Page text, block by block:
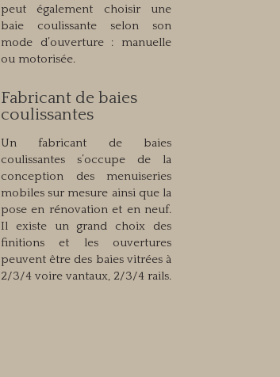
peut également choisir une
baie coulissante selon son
mode d’ouverture : manuelle
ou motorisée.
Fabricant de baies
coulissantes
Un fabricant de baies
coulissantes s’occupe de la
conception des menuiseries
mobiles sur mesure ainsi que la
pose en rénovation et en neuf.
Il existe un grand choix des
finitions et les ouvertures
peuvent être des baies vitrées à
2/3/4 voire vantaux, 2/3/4 rails.